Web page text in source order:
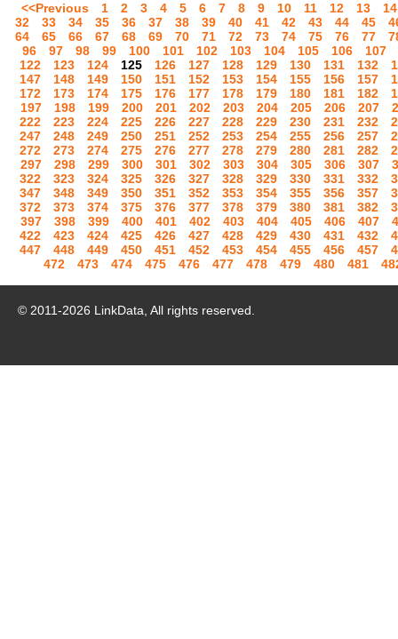
<<Previous 1 2 3 4 5 6 7 8 9 10 11 12 13
14
32
33 34 35 36 37 38 39 40 41 42 43 44 45
64
65 66 67 68 69 70 71 72 73 74 75 76 77
96
97 98 99 100 101 102 103 104 105 106
107
122
123 124 125 126 127 128 129 130 131 132
147
148 149 150 151 152 153 154 155 156 157
172
173 174 175 176 177 178 179 180 181 182
197
198 199 200 201 202 203 204 205 206 207
222
223 224 225 226 227 228 229 230 231 232
247
248 249 250 251 252 253 254 255 256 257
272
273 274 275 276 277 278 279 280 281 282
297
298 299 300 301 302 303 304 305 306 307
322
323 324 325 326 327 328 329 330 331 332
347
348 349 350 351 352 353 354 355 356 357
372
373 374 375 376 377 378 379 380 381 382
397
398 399 400 401 402 403 404 405 406 407
422
423 424 425 426 427 428 429 430 431 432
447
448 449 450 451 452 453 454 455 456 457
472
473 474 475 476 477 478 479 480 481
© 2011-2026 LinkData, All rights reserved.